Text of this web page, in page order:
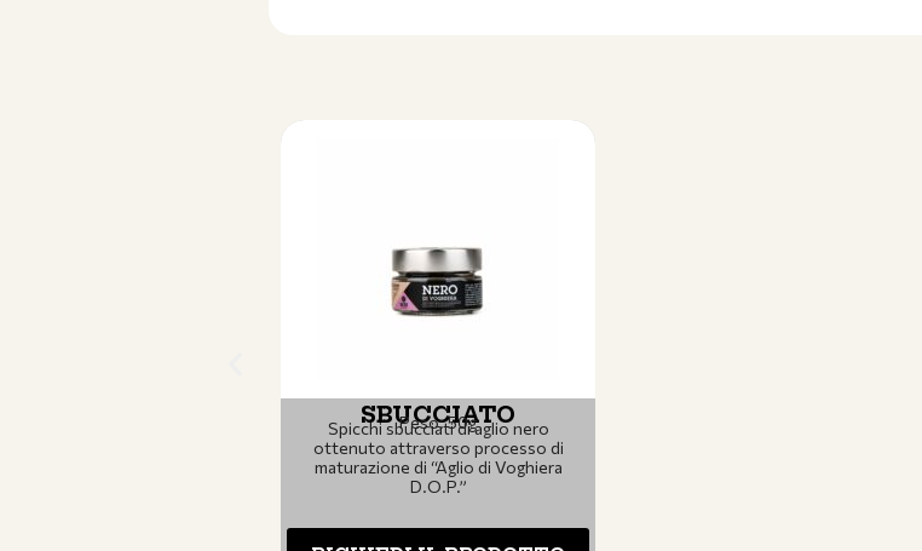
SBUCCIATO
Peso: 50g
Spicchi sbucciati di aglio nero
ottenuto attraverso processo di
maturazione di “Aglio di Voghiera
D.O.P.”